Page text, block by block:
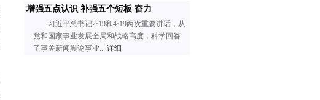
增强五点认识 补强五个短板 奋力
习近平总书记2·19和4·19两次重要讲话，从
党和国家事业发展全局和战略高度，科学回答
了事关新闻舆论事业... 详细